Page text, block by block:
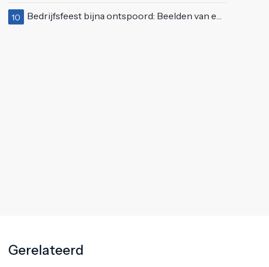
10 Bedrijfsfeest bijna ontspoord: Beelden van een "bezopen Tino Martin" gaan viraal
Gerelateerd